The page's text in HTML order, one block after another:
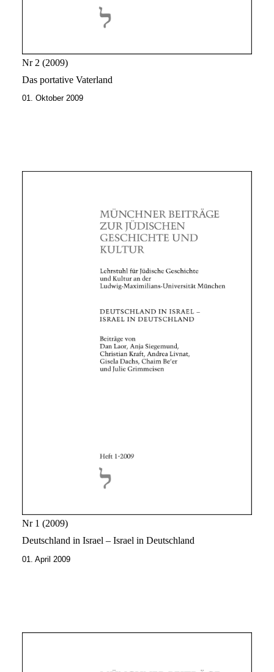
Nr 2 2009
Das portative Vaterland
01. Oktober 2009
Nr 1
2009
Deutschland in Israel – Israel in Deutschland
01. April 2009